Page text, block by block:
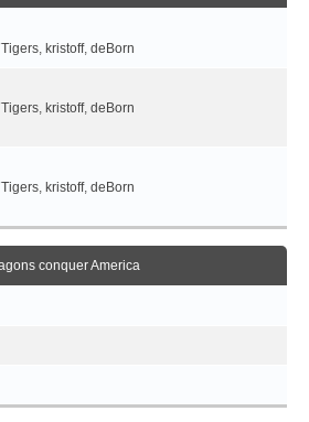
, kristoff, deBorn
, kristoff, deBorn
, kristoff, deBorn
conquer America